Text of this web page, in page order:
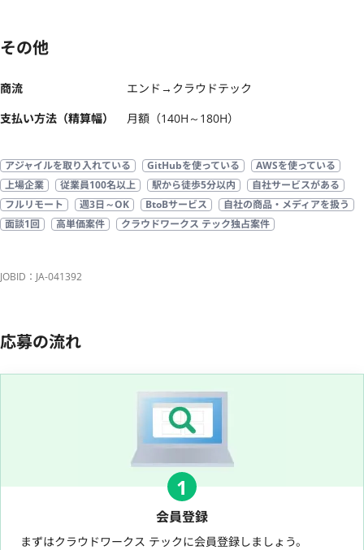
その他
商流
エンド→クラウドテック
支払い方法（精算幅）
月額（140H～180H）
アジャイルを取り入れている GitHubを使っている
AWSを使っている
上場企業
従業員100名以上 駅から徒歩5分以内
自社サービスがある
フルリモート
週3日～OK BtoBサービス
自社の商品・メディアを扱う
面談1回
高単価案件 クラウドワークス テック独占案件
JOBID：JA-041392
応募の流れ
1
会員登録
まずはクラウドワークス テックに会員登録しましょう。